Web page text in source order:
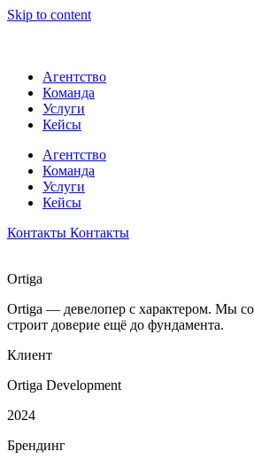
Skip to content
Агентство
Команда
Услуги
Кейсы
Агентство
Команда
Услуги
Кейсы
Контакты Контакты
Ortiga
Ortiga — девелопер с характером. Мы
строит доверие ещё до фундамента.
Клиент
Ortiga Development
2024
Брендинг